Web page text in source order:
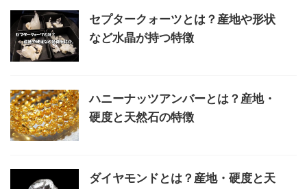
セプタークォーツとは？産地や形状
など水晶が持つ特徴
ハニーナッツアンバーとは？産地・
硬度と天然石の特徴
ダイヤモンドとは？産地・硬度と天